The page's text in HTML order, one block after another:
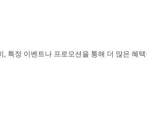
특정 이벤트나 프로모션을 통해 더 많은 혜